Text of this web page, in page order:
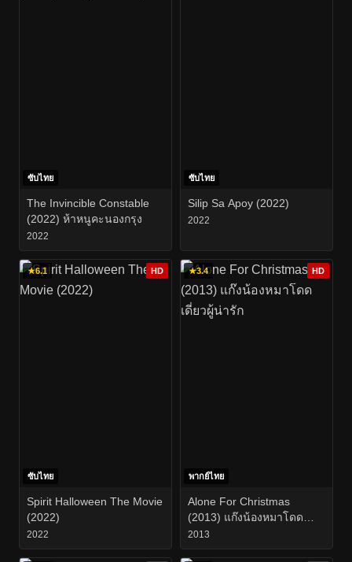
ซับไทย
The Invincible Constable
(2022) ห้าหนูคะนองกรุง
2022
ซับไทย
Silip Sa Apoy (2022)
2022
★6.1 HD
ซับไทย
Spirit Halloween The Movie
(2022)
2022
★3.4 HD
พากย์ไทย
Alone For Christmas
(2013) แก๊งน้องหมาโดด
เดี่ยวผู้น่ารัก
2013